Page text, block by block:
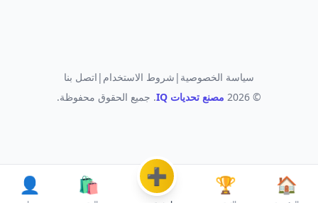
🏠
🏆
➕
🛍️
👤
سياسة الخصوصية | شروط الاستخدام | اتصل بنا
© 2026
مصنع تحديات IQ . جميع الحقوق محفوظة.